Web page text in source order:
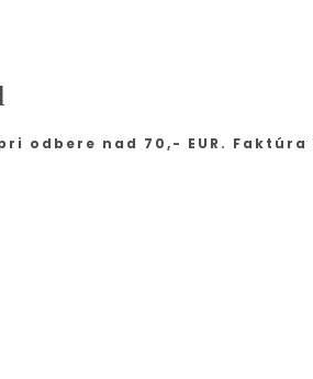
odbere nad 70,- EUR. Faktúra